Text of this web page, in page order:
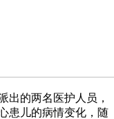
的两名医护人员，
患儿的病情变化，随